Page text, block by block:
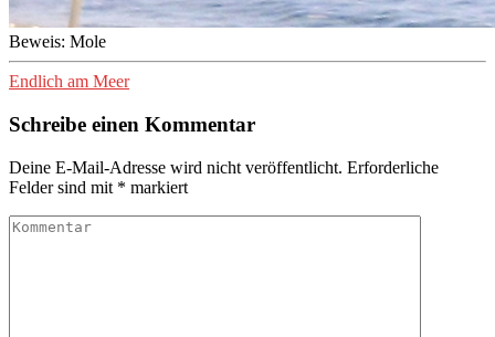
Beweis: Mole
Endlich am Meer
Schreibe einen Kommentar
Deine E-Mail-Adresse wird nicht veröffentlicht. Erforderliche
Felder sind mit * markiert